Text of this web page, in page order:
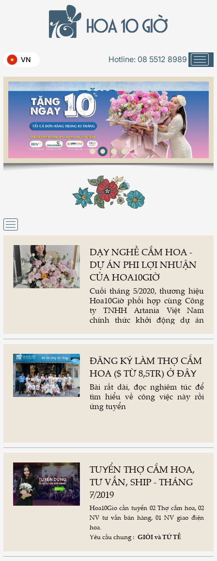
Hotline: 08 5512 8989
VN
Tuyển dụng
DẠY NGHỀ CẮM HOA -
DỰ ÁN PHI LỢI NHUẬN
CỦA HOA10GIỜ
Cuối tháng 5/2020, thương hiệu
Hoa10Giờ phối hợp cùng Công
ty TNHH Artania Việt Nam
chính thức khởi động dự án
án phi lợi nhuận, hướng đến
cắm hoa tốt mỗi năm để đáp
ứng nhu cầu phát triển của thị
trường và ngành hoa tại Việt
Nam. Link đăng ký làm học viên
ở trong bài viết.
ĐĂNG KÝ LÀM THỢ CẮM
HOA ($ TỪ 8,5TR) Ở ĐÂY
Bài rất dài, đọc nghiêm túc để
tìm hiểu về công việc này rồi
ứng tuyển
TUYỂN THỢ CẮM HOA,
TƯ VẤN, SHIP - THÁNG
7/2019
Hoa10Gio cần tuyển 02 Thợ cắm hoa, 02
NV tư vấn bán hàng, 01 NV giao điện
hoa.
Yêu cầu chung : GIỎI và TỬ TẾ
Chính sách chung: Thu nhập tốt hơn